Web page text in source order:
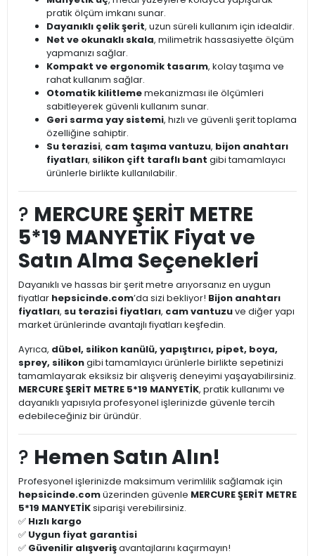
pratik ölçüm imkanı sunar.
Dayanıklı çelik şerit, uzun süreli kullanım için idealdir.
Net ve okunaklı skala, milimetrik hassasiyette ölçüm
yapmanızı sağlar.
Kompakt ve ergonomik tasarım, kolay taşıma ve
rahat kullanım sağlar.
Otomatik kilitlememekanizması ile ölçümleri
sabitleyerek güvenli kullanım sunar.
Geri sarma yay sistemi, hızlı ve güvenli şerit toplama
özelliğine sahiptir.
Su terazisi, cam taşıma vantuzu, bijon anahtarı
fiyatları, silikon çift taraflı bant gibi tamamlayıcı
ürünlerle birlikte kullanılabilir.
? MERCURE ŞERİT METRE
5*19 MANYETİK Fiyat ve
Satın Alma Seçenekleri
Dayanıklı ve hassas bir şerit metre arıyorsanız en uygun
fiyatlar hepsicinde.com’da sizi bekliyor! Bijon anahtarı
fiyatları, su terazisi fiyatları, cam vantuzuve diğer yapı
market ürünlerinde avantajlı fiyatları keşfedin.
Ayrıca, dübel, silikon kanülü, yapıştırıcı, pipet, boya,
sprey, silikongibi tamamlayıcı ürünlerle birlikte sepetinizi
tamamlayarak eksiksiz bir alışveriş deneyimi yaşayabilirsiniz.
MERCURE ŞERİT METRE 5*19 MANYETİK, pratik kullanımı ve
dayanıklı yapısıyla profesyonel işlerinizde güvenle tercih
edebileceğiniz bir üründür.
? Hemen Satın Alın!
Profesyonel işlerinizde maksimum verimlilik sağlamak için
hepsicinde.comüzerinden güvenle MERCURE ŞERİT METRE
5*19 MANYETİKsiparişi verebilirsiniz.
✅ Hızlı kargo
✅ Uygun fiyat garantisi
✅ Güvenilir alışverişavantajlarını kaçırmayın!